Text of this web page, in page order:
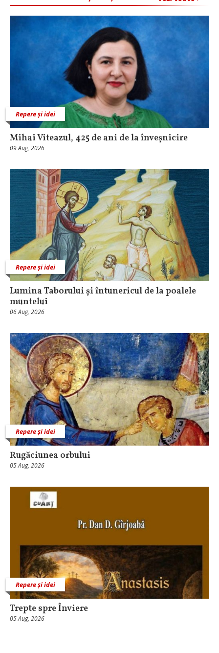
Repere și idei
Mihai Viteazul, 425 de ani de la înveșnicire
09 Aug, 2026
Repere și idei
Lumina Taborului și întunericul de la poalele
muntelui
06 Aug, 2026
Repere și idei
Rugăciunea orbului
05 Aug, 2026
Repere și idei
Trepte spre Înviere
05 Aug, 2026